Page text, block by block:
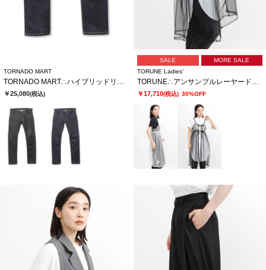
TORNADO MART
TORNADO MART∴ハイブリッドリジットデニム
￥25,080(税込)
SALE
MORE SALE
TORUNE Ladies’
TORUNE∴アンサンブルレーヤードワンピ
￥17,710(税込) 30%OFF